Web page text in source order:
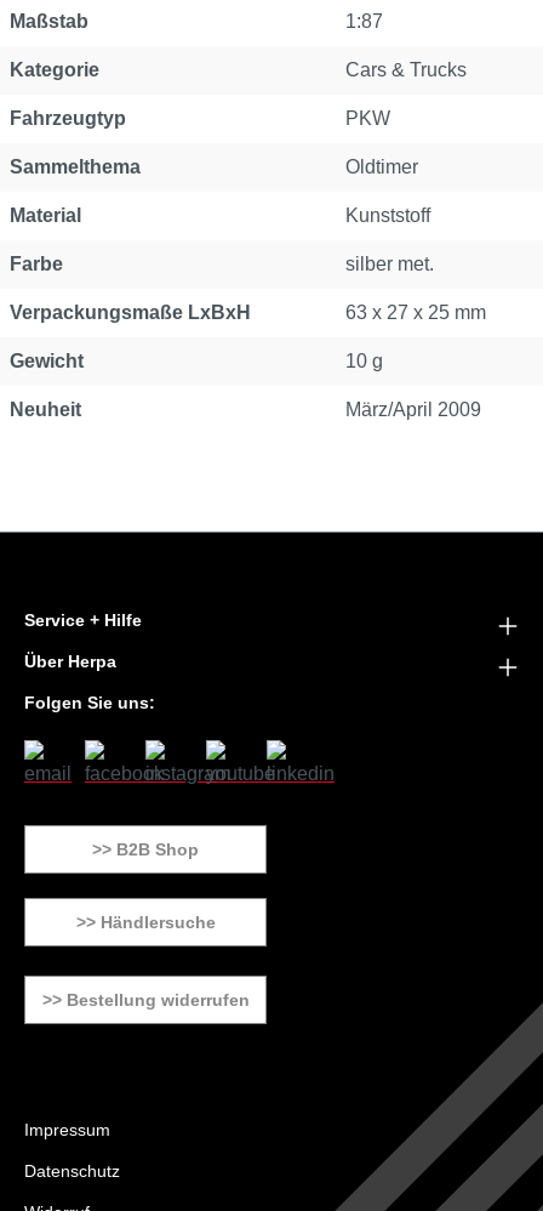
Maßstab 1:87
Kategorie Cars & Trucks
Fahrzeugtyp PKW
Sammelthema Oldtimer
Material Kunststoff
Farbe silber met.
Verpackungsmaße LxBxH 63 x 27 x 25 mm
Gewicht 10 g
Neuheit März/April 2009
Service + Hilfe
Über Herpa
Folgen Sie uns:
>> B2B Shop
>> Händlersuche
>> Bestellung widerrufen
Impressum
Datenschutz